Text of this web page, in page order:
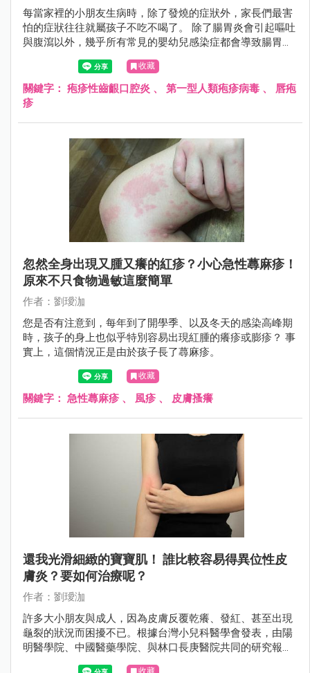
每當家裡的小朋友生病時，除了發燒的症狀外，家長們最害
怕的症狀往往就屬孩子不吃不喝了。 除了腸胃炎會引起嘔吐
與腹瀉以外，幾乎所有常見的嬰幼兒感染症都會導致腸胃蠕
動變慢、食慾不振的狀況。 若是上呼吸道感染，更是會引起
喉嚨紅腫，甚至是咽喉扁桃腺化膿的情形，更加影響孩子的
食慾。
收藏
關鍵字： 疱疹性齒齦口腔炎 、 第一型人類疱疹病毒 、 唇疱
疹
忽然全身出現又腫又癢的紅疹？小心急性蕁麻疹！
原來不只食物過敏這麼簡單
作者：劉璦泇
您是否有注意到，每年到了開學季、以及冬天的感染高峰期
時，孩子的身上也似乎特別容易出現紅腫的癢疹或膨疹？ 事
實上，這個情況正是由於孩子長了蕁麻疹。
收藏
關鍵字： 急性蕁麻疹 、 風疹 、 皮膚搔癢
還我光滑細緻的寶寶肌！ 誰比較容易得異位性皮
膚炎？要如何治療呢？
作者：劉璦泇
許多大小朋友與成人，因為皮膚反覆乾癢、發紅、甚至出現
龜裂的狀況而困擾不已。根據台灣小兒科醫學會發表，由陽
明醫學院、中國醫藥學院、與林口長庚醫院共同的研究報告
指出，過去十年來，異位性皮膚炎在台灣的發生率有顯著逐
收藏